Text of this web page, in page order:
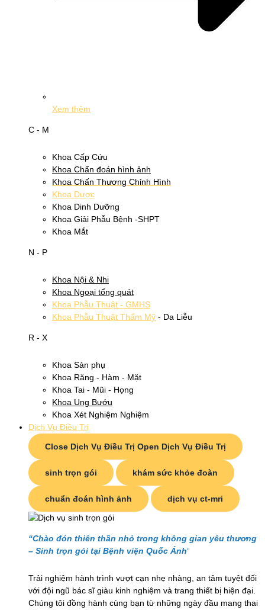
Xem thêm
C - M
Khoa Cấp Cứu
Khoa Chẩn đoán hình ảnh
Khoa Chấn Thương Chỉnh Hình
Khoa Dược
Khoa Dinh Dưỡng
Khoa Giải Phẫu Bệnh -SHPT
Khoa Mắt
N - P
Khoa Nội & Nhi
Khoa Ngoại tổng quát
Khoa Phẫu Thuật - GMHS
Khoa Phẫu Thuật Thẩm Mỹ - Da Liễu
R - X
Khoa Sản phụ
Khoa Răng - Hàm - Mặt
Khoa Tai - Mũi - Họng
Khoa Ung Bướu
Khoa Xét Nghiệm Nghiệm
Dịch Vụ Điều Trị
Close Dịch Vụ Điều Trị Open Dịch Vụ Điều Trị
sinh trọn gói khám sức khỏe đoàn
chuẩn đoán hình ảnh dịch vụ ct-mri
“Chào đón thiên thần nhỏ trong không gian yêu thương
– Sinh trọn gói tại Bệnh viện Quốc Ánh“
Trải nghiệm hành trình vượt cạn nhẹ nhàng, an tâm tuyệt đối
với đội ngũ bác sĩ giàu kinh nghiệm và trang thiết bị hiện đại.
Chúng tôi đồng hành cùng bạn từ những ngày đầu mang thai